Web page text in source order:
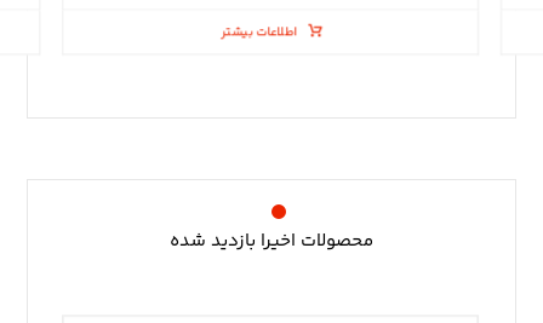
اطلاعات بیشتر
محصولات اخیرا بازدید شده